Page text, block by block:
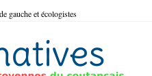
gauche et écologistes